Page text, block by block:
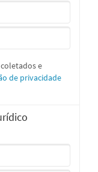
de privacidade